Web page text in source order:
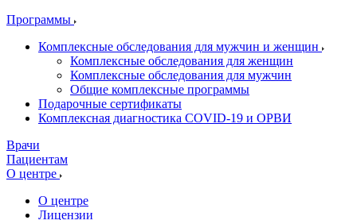
Программы
Комплексные обследования для мужчин и женщин
Комплексные обследования для женщин
Комплексные обследования для мужчин
Общие комплексные программы
Подарочные сертификаты
Комплексная диагностика COVID-19 и ОРВИ
Врачи
Пациентам
О центре
О центре
Лицензии